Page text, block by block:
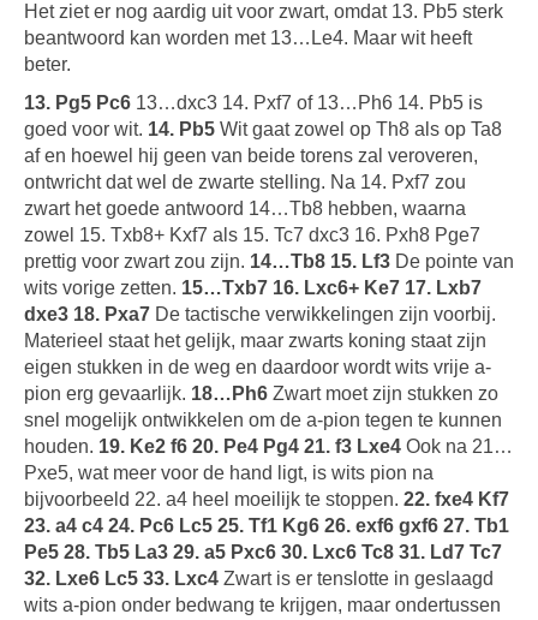
Het ziet er nog aardig uit voor zwart, omdat 13. Pb5 sterk
beantwoord kan worden met 13…Le4. Maar wit heeft
beter.
13. Pg5 Pc6 13…dxc3 14. Pxf7 of 13…Ph6 14. Pb5 is
goed voor wit. 14. Pb5 Wit gaat zowel op Th8 als op Ta8
af en hoewel hij geen van beide torens zal veroveren,
ontwricht dat wel de zwarte stelling. Na 14. Pxf7 zou
zwart het goede antwoord 14…Tb8 hebben, waarna
zowel 15. Txb8+ Kxf7 als 15. Tc7 dxc3 16. Pxh8 Pge7
prettig voor zwart zou zijn. 14…Tb8 15. Lf3 De pointe van
wits vorige zetten. 15…Txb7 16. Lxc6+ Ke7 17. Lxb7
dxe3 18. Pxa7 De tactische verwikkelingen zijn voorbij.
Materieel staat het gelijk, maar zwarts koning staat zijn
eigen stukken in de weg en daardoor wordt wits vrije a-
pion erg gevaarlijk. 18…Ph6 Zwart moet zijn stukken zo
snel mogelijk ontwikkelen om de a-pion tegen te kunnen
houden. 19. Ke2 f6 20. Pe4 Pg4 21. f3 Lxe4 Ook na 21…
Pxe5, wat meer voor de hand ligt, is wits pion na
bijvoorbeeld 22. a4 heel moeilijk te stoppen. 22. fxe4 Kf7
23. a4 c4 24. Pc6 Lc5 25. Tf1 Kg6 26. exf6 gxf6 27. Tb1
Pe5 28. Tb5 La3 29. a5 Pxc6 30. Lxc6 Tc8 31. Ld7 Tc7
32. Lxe6 Lc5 33. Lxc4 Zwart is er tenslotte in geslaagd
wits a-pion onder bedwang te krijgen, maar ondertussen